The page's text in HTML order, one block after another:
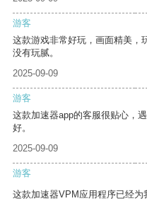
游客
这款游戏非常好玩，画面精美，
没有玩腻。
2025-09-09
游客
这款加速器app的客服很贴心，
好。
2025-09-09
游客
这款加速器VPM应用程序已经为